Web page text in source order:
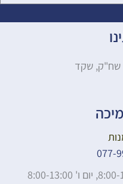
שח"ק, שקד
077-